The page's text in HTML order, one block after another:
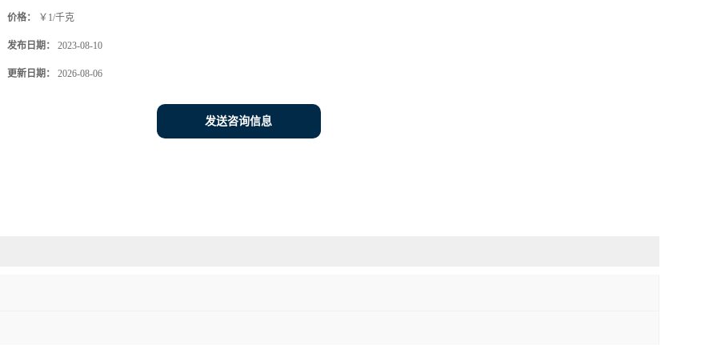
价格： ￥1/千克
发布日期： 2023-08-10
更新日期： 2026-08-06
发送咨询信息